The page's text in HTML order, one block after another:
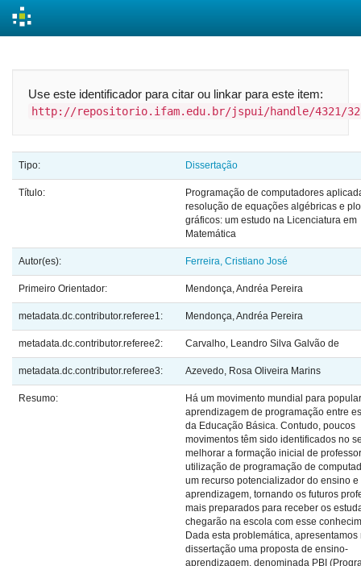
Use este identificador para citar ou linkar para este item:
http://repositorio.ifam.edu.br/jspui/handle/4321/
Tipo: Dissertação
Título:
Programação de computadores
resolução de equações algébricas e
gráficos: um estudo na Licenciatura em
Matemática
Autor(es): Ferreira, Cristiano José
Primeiro Orientador: Mendonça, Andréa Pereira
metadata.dc.contributor.referee1: Mendonça, Andréa Pereira
metadata.dc.contributor.referee2: Carvalho, Leandro Silva Galvão de
metadata.dc.contributor.referee3: Azevedo, Rosa Oliveira Marins
Resumo:
Há um movimento mundial para
aprendizagem de programação entre
da Educação Básica. Contudo, poucos
movimentos têm sido identificados no
melhorar a formação inicial de
utilização de programação de
um recurso potencializador do ensino e
aprendizagem, tornando os futuros
mais preparados para receber os
chegarão na escola com esse
Dada esta problemática, apresentamos
dissertação uma proposta de ensino-
aprendizagem, denominada PBI